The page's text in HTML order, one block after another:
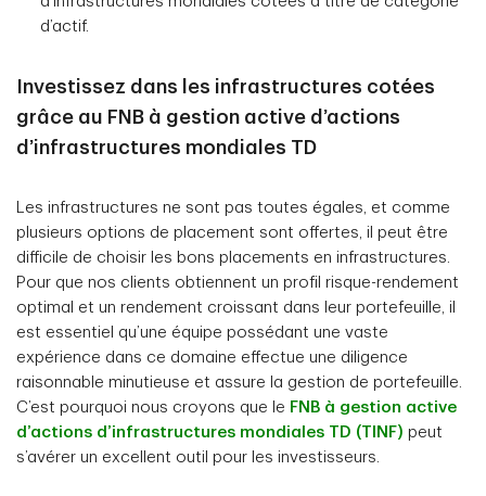
d’actif.
Investissez dans les infrastructures cotées
grâce au FNB à gestion active d’actions
d’infrastructures mondiales TD
Les infrastructures ne sont pas toutes égales, et comme
plusieurs options de placement sont offertes, il peut être
difficile de choisir les bons placements en infrastructures.
Pour que nos clients obtiennent un profil risque-rendement
optimal et un rendement croissant dans leur portefeuille, il
est essentiel qu’une équipe possédant une vaste
expérience dans ce domaine effectue une diligence
raisonnable minutieuse et assure la gestion de portefeuille.
C’est pourquoi nous croyons que le FNB à gestion active
d’actions d’infrastructures mondiales TD (TINF) peut
s’avérer un excellent outil pour les investisseurs.